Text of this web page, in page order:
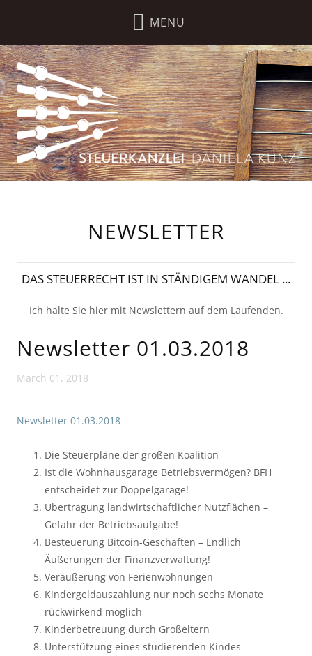
NEWSLETTER
DAS STEUERRECHT IST IN STÄNDIGEM WANDEL ...
Ich halte Sie hier mit Newslettern auf dem Laufenden.
Newsletter 01.03.2018
March 01, 2018
Newsletter 01.03.2018
Die Steuerpläne der großen Koalition
Ist die Wohnhausgarage Betriebsvermögen? BFH
entscheidet zur Doppelgarage!
Übertragung landwirtschaftlicher Nutzflächen –
Gefahr der Betriebsaufgabe!
Besteuerung Bitcoin-Geschäften – Endlich
Äußerungen der Finanzverwaltung!
Veräußerung von Ferienwohnungen
Kindergeldauszahlung nur noch sechs Monate
rückwirkend möglich
Kinderbetreuung durch Großeltern
Unterstützung eines studierenden Kindes